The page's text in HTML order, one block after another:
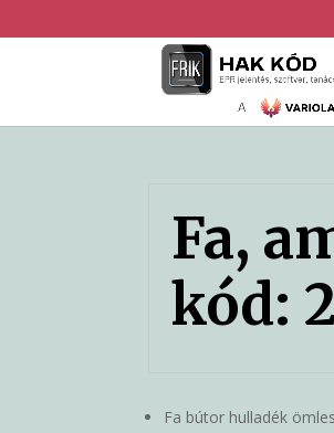
Fa,
kód:
Fa bútor hulladék